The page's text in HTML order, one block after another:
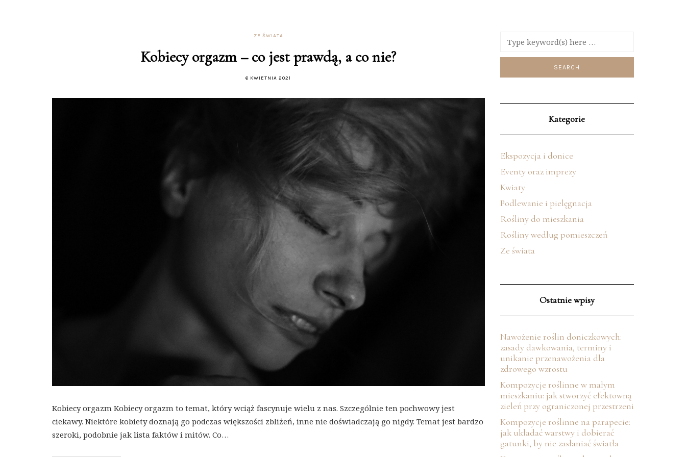
ZE ŚWIATA
Kobiecy orgazm – co jest prawdą, a co nie?
6 KWIETNIA 2021
Kobiecy orgazm Kobiecy orgazm to temat, który wciąż fascynuje wielu z nas. Szczególnie ten pochwowy jest
ciekawy. Niektóre kobiety doznają go podczas większości zbliżeń, inne nie doświadczają go nigdy. Temat jest bardzo
szeroki, podobnie jak lista faktów i mitów. Co…
Kategorie
Ekspozycja i donice
Eventy oraz imprezy
Kwiaty
Podlewanie i pielęgnacja
Rośliny do mieszkania
Rośliny według pomieszczeń
Ze świata
Ostatnie wpisy
Nawożenie roślin doniczkowych:
zasady dawkowania, terminy i
unikanie przenawożenia dla
zdrowego wzrostu
Kompozycje roślinne w małym
mieszkaniu: jak stworzyć efektowną
zieleń przy ograniczonej przestrzeni
Kompozycje roślinne na parapecie:
jak układać warstwy i dobierać
gatunki, by nie zasłaniać światła